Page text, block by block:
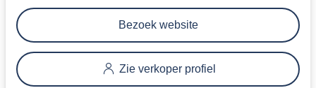
Bezoek website
Zie verkoper profiel